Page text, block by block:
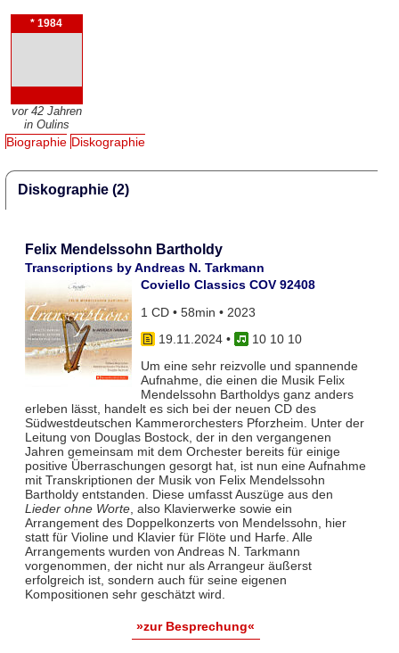
* 1984
vor 42 Jahren
in Oulins
Biographie Diskographie
Diskographie (2)
Felix Mendelssohn Bartholdy
Transcriptions by Andreas N. Tarkmann
Coviello Classics COV 92408
1 CD • 58min • 2023
19.11.2024•
10 10 10
Um eine sehr reizvolle und spannende
Aufnahme, die einen die Musik Felix
Mendelssohn Bartholdys ganz anders
erleben lässt, handelt es sich bei der neuen CD des
Südwestdeutschen Kammerorchesters Pforzheim. Unter der
Leitung von Douglas Bostock, der in den vergangenen
Jahren gemeinsam mit dem Orchester bereits für einige
positive Überraschungen gesorgt hat, ist nun eine Aufnahme
mit Transkriptionen der Musik von Felix Mendelssohn
Bartholdy entstanden. Diese umfasst Auszüge aus den
Lieder ohne Worte, also Klavierwerke sowie ein
Arrangement des Doppelkonzerts von Mendelssohn, hier
statt für Violine und Klavier für Flöte und Harfe. Alle
Arrangements wurden von Andreas N. Tarkmann
vorgenommen, der nicht nur als Arrangeur äußerst
erfolgreich ist, sondern auch für seine eigenen
Kompositionen sehr geschätzt wird.
»zur Besprechung«